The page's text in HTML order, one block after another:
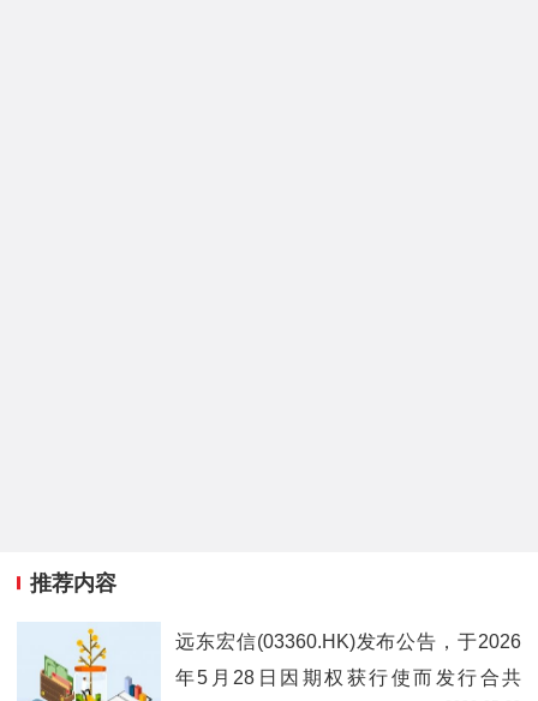
推荐内容
远东宏信(03360.HK)发布公告，于2026
年5月28日因期权获行使而发行合共